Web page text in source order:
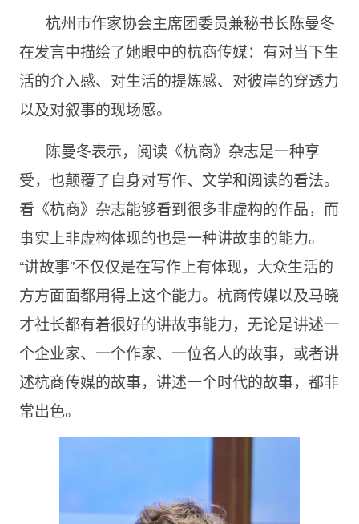
杭州市作家协会主席团委员兼秘书长陈曼冬
在发言中描绘了她眼中的杭商传媒：有对当下生
活的介入感、对生活的提炼感、对彼岸的穿透力
以及对叙事的现场感。
陈曼冬表示，阅读《杭商》杂志是一种享
受，也颠覆了自身对写作、文学和阅读的看法。
看《杭商》杂志能够看到很多非虚构的作品，而
事实上非虚构体现的也是一种讲故事的能力。
“讲故事”不仅仅是在写作上有体现，大众生活的
方方面面都用得上这个能力。杭商传媒以及马晓
才社长都有着很好的讲故事能力，无论是讲述一
个企业家、一个作家、一位名人的故事，或者讲
述杭商传媒的故事，讲述一个时代的故事，都非
常出色。